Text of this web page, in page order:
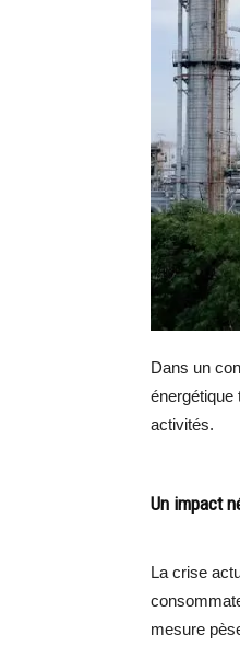
Dans un
énergétique
activités.
Un impact
La crise
mesure